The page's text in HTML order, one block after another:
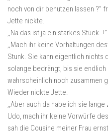
noch von dir benutzen lassen ?”
Jette nickte.
,,Na das ist ja ein starkes
,,Mach ihr keine Vorhaltungen
Stunk. Sie kann eigentlich nichts
solange bedrängt, bis sie endlich
wahrscheinlich noch zusammen
Wieder nickte Jette.
,,Aber auch da habe ich sie
Udo, mach ihr keine Vorwürfe
sah die Cousine meiner Frau